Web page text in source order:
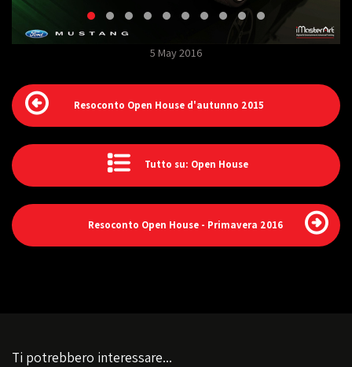
5 May 2016
Resoconto Open House d'autunno 2015
Tutto su: Open House
Resoconto Open House - Primavera 2016
Ti potrebbero interessare...